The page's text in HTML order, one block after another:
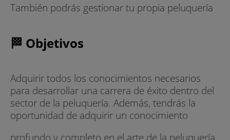
También podrás gestionar tu propia peluquería
🏁 Objetivos
Adquirir todos los conocimientos necesarios
para desarrollar una carrera de éxito dentro del
sector de la peluquería. Además, tendrás la
oportunidad de adquirir un conocimiento